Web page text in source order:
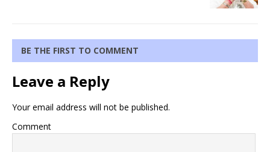
BE THE FIRST TO COMMENT
Leave a Reply
Your email address will not be published.
Comment